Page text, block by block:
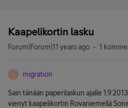
Kaapelikortin lasku
Forum|Forum|11 years ago 1
M migration
Sain tänään paperilaskun ajalle
vienyt kaapelikortin Rovaniemellä